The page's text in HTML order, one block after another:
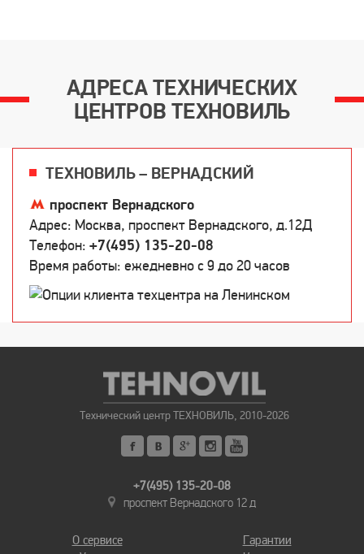
АДРЕСА ТЕХНИЧЕСКИХ
ЦЕНТРОВ ТЕХНОВИЛЬ
ТЕХНОВИЛЬ – ВЕРНАДСКИЙ
проспект Вернадского
Адрес: Москва, проспект Вернадского, д.12Д
Телефон: +7(495) 135-20-08
Время работы: ежедневно c 9 до 20 часов
Технический центр ТЕХНОВИЛЬ, 2010-2026
+7(495) 135-20-08
проспект Вернадского 12 д
О сервисе
Гарантии